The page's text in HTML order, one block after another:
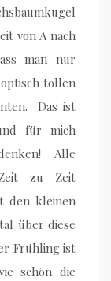
von A nach
man nur
tollen
Das ist
für mich
Alle
zu Zeit
den kleinen
über diese
Frühling ist
schön die